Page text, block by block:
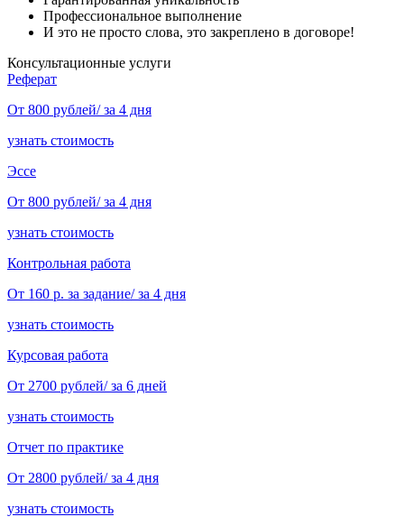
Профессиональное выполнение
И это не просто слова, это закреплено в договоре!
Консультационные услуги
Реферат
От 800 рублей/ за 4 дня
узнать стоимость
Эссе
От 800 рублей/ за 4 дня
узнать стоимость
Контрольная работа
От 160 р. за задание/ за 4 дня
узнать стоимость
Курсовая работа
От 2700 рублей/ за 6 дней
узнать стоимость
Отчет по практике
От 2800 рублей/ за 4 дня
узнать стоимость